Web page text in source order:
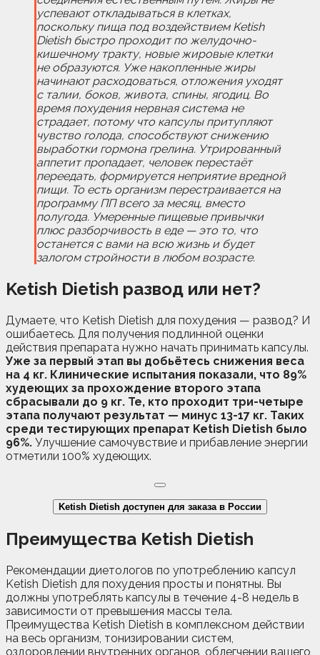
успевают откладываться в клетках,
поскольку пища под воздействием Ketish
Dietish быстро проходит по желудочно-
кишечному тракту, новые жировые клетки
не образуются. Уже накопленные жиры
начинают расходоваться, отложения уходят
с талии, боков, живота, спины, ягодиц. Во
время похудения нервная система не
страдает, потому что капсулы притупляют
чувство голода, способствуют снижению
выработки гормона грелина. Утрированный
аппетит пропадает, человек перестаёт
переедать, формируется неприятие вредной
пищи. То есть организм перестраивается на
программу ПП всего за месяц, вместо
полугода. Умеренные пищевые привычки
плюс разборчивость в еде — это то, что
останется с вами на всю жизнь и будет
залогом стройности в любом возрасте.
Ketish Dietish развод или нет?
Думаете, что Ketish Dietish для похудения — развод? И
ошибаетесь. Для получения подлинной оценки
действия препарата нужно начать принимать капсулы.
Уже за первый этап вы добьётесь снижения веса
на 4 кг. Клинические испытания показали, что 89%
худеющих за прохождение второго этапа
сбрасывали до 9 кг. Те, кто проходит три-четыре
этапа получают результат — минус 13-17 кг. Таких
среди тестирующих препарат Ketish Dietish было
96%. Улучшение самочувствие и прибавление энергии
отметили 100% худеющих.
Ketish Dietish доступен для заказа в России
Преимущества Ketish Dietish
Рекомендации диетологов по употреблению капсул
Ketish Dietish для похудения просты и понятны. Вы
должны употреблять капсулы в течение 4-8 недель в
зависимости от превышения массы тела.
Преимущества Ketish Dietish в комплексном действии
на весь организм, тонизировании систем,
оздоровлении внутренних органов, облегчении вашего